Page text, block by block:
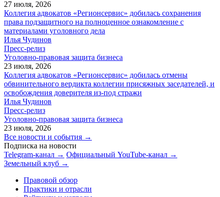
27 июля, 2026
Коллегия адвокатов «Регионсервис» добилась сохранения
права подзащитного на полноценное ознакомление с
материалами уголовного дела
Илья Чудинов
Пресс-релиз
Уголовно-правовая защита бизнеса
23 июля, 2026
Коллегия адвокатов «Регионсервис» добилась отмены
обвинительного вердикта коллегии присяжных заседателей, и
освобождения доверителя из-под стражи
Илья Чудинов
Пресс-релиз
Уголовно-правовая защита бизнеса
23 июля, 2026
Все новости и события →
Подписка на новости
Telegram-канал → Официальный YouTube-канал →
Земельный клуб →
Правовой обзор
Практики и отрасли